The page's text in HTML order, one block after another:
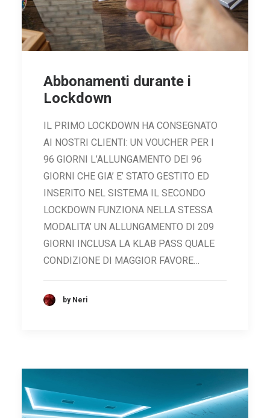
Abbonamenti durante i
Lockdown
IL PRIMO LOCKDOWN HA CONSEGNATO
AI NOSTRI CLIENTI: UN VOUCHER PER I
96 GIORNI L’ALLUNGAMENTO DEI 96
GIORNI CHE GIA’ E’ STATO GESTITO ED
INSERITO NEL SISTEMA IL SECONDO
LOCKDOWN FUNZIONA NELLA STESSA
MODALITA’ UN ALLUNGAMENTO DI 209
GIORNI INCLUSA LA KLAB PASS QUALE
CONDIZIONE DI MAGGIOR FAVORE…
by Neri